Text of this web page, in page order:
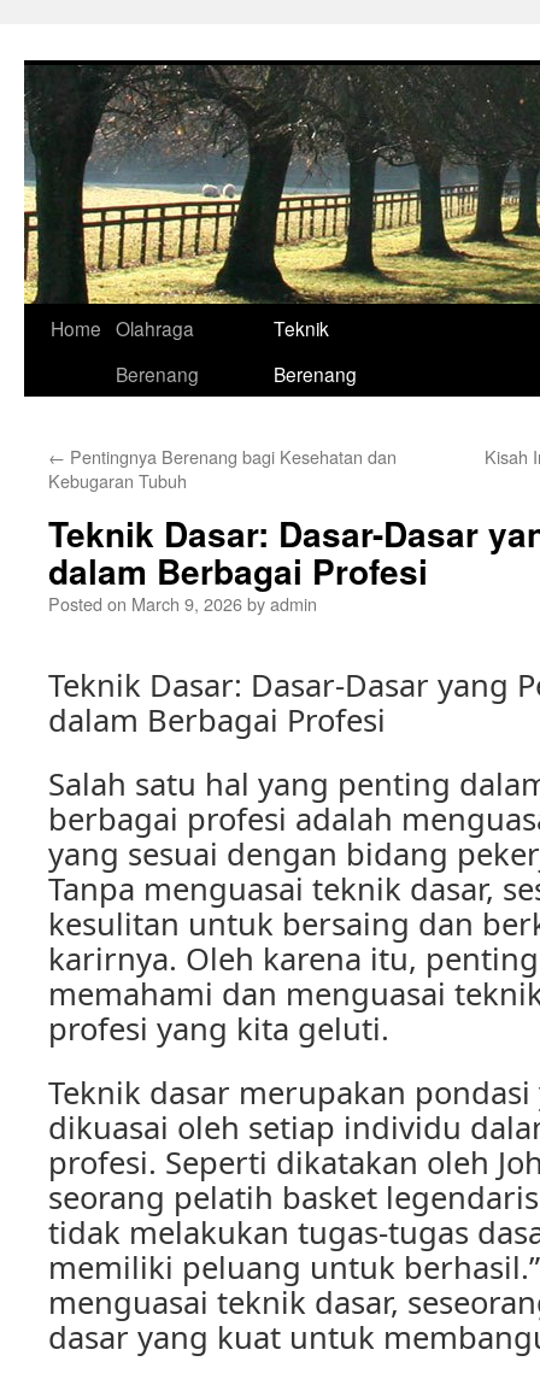
Home Olahraga
Berenang
Teknik
Berenang
← Pentingnya Berenang bagi Kesehatan dan
Kebugaran Tubuh
Kisah
Teknik Dasar: Dasar-Dasar
dalam Berbagai Profesi
Posted on March 9, 2026byadmin
Teknik Dasar: Dasar-Dasar yang
dalam Berbagai Profesi
Salah satu hal yang penting
berbagai profesi adalah
yang sesuai dengan bidang
Tanpa menguasai teknik dasar,
kesulitan untuk bersaing dan
karirnya. Oleh karena itu,
memahami dan menguasai
profesi yang kita geluti.
Teknik dasar merupakan
dikuasai oleh setiap individu
profesi. Seperti dikatakan oleh
seorang pelatih basket
tidak melakukan tugas-tugas
memiliki peluang untuk
menguasai teknik dasar,
dasar yang kuat untuk